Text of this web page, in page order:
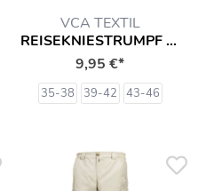
VCA TEXTIL
REISEKNIESTRUMPF MIT KOMPRESSIONSEFFEKT SOCKEN
9,95 €*
35-38 39-42 43-46